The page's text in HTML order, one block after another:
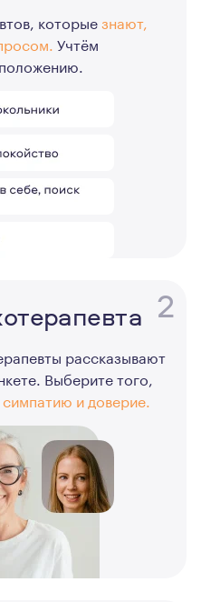
которыезнают,
Учтём
2
рассказывают
Выберите того,
симпатию и доверие.